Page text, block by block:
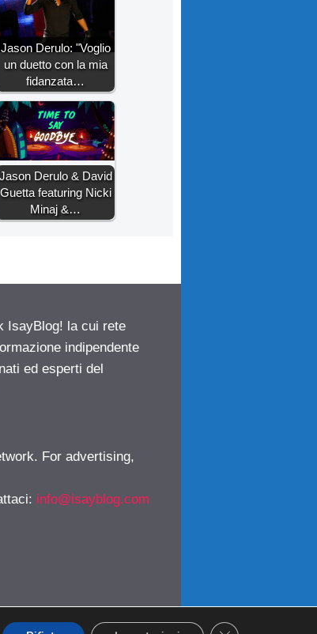
Jason Derulo: "Voglio
un duetto con la mia
fidanzata…
Jason Derulo & David
Guetta featuring Nicki
Minaj &…
IsayBlog! la cui rete
indipendente
ed esperti del
For advertising,
: info@isayblog.com